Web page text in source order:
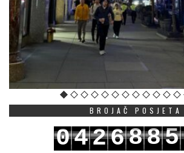
BROJAČ POSJETA
0426885